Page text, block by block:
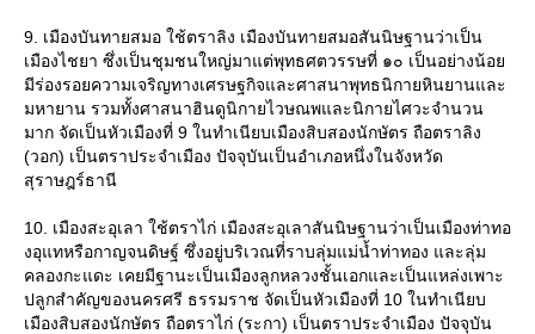
9. เมืองบันทายสมอ ใช้ตราลิง เมืองบันทายสมอสันนิษฐานว่าเป็น
เมืองไชยา ซึ่งเป็นชุมชนใหญ่มาแต่พุทธศตวรรษที่ ๑๐ เป็นอย่างน้อ
มีร่องรอยความเจริญทางเศรษฐกิจและศาสนาพุทธนิกายหินยานและ
มหายาน รวมทั้งศาสนาฮินดูนิกายไวษณพและนิกายไศวะจำนวน
มาก จัดเป็นหัวเมืองที่ 9 ในทำเนียบเมืองสิบสองนักษัตร ถือตราลิง
(วอก) เป็นตราประจำเมือง ปัจจุบันเป็นอำเภอหนึ่งในจังหวัด
สุราษฎร์ธานี
10. เมืองสะอุเลา ใช้ตราไก่ เมืองสะอุเลาสันนิษฐานว่าเป็นเมืองท่าทอ
งอุแทหรือกาญจนดิษฐ์ ซึ่งอยู่บริเวณที่ราบลุ่มแม่น้ำท่าทอง และลุ่ม
คลองกะแดะ เคยมีฐานะเป็นเมืองลูกหลวงชั้นเอกและเป็นแหล่งเพาะ
ปลูกสำคัญของนครศรี ธรรมราช จัดเป็นหัวเมืองที่ 10 ในทำเนียบ
เมืองสิบสองนักษัตร ถือตราไก่ (ระกา) เป็นตราประจำเมือง ปัจจุบัน